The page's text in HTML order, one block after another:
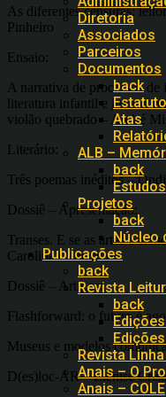
Diretoria
Associados
Parceiros
Documentos
back
Atas
ALB –
back
Estudos
Projetos
back
Núcleo
Publicações
back
Revista
back
Revista
Anais – O
Anais – COLE
As diferentes censuras:
Pinheiro
Ensaio:
A narrativa de processos de
literatura infantil e juvenil
violão quebrado – André
Literário:
Três poemas inéditos –
Dossiê – Apresentação:
Transes. E se as artes e
Carolina Cantarino
Dossiê – Artigos:
Flashforward: o futuro é
Museus e modelos
D(es)loc-AR – Elenise